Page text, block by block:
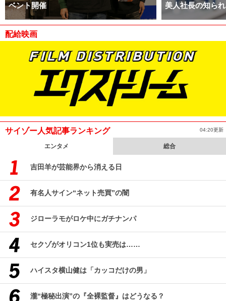
ベント開催
美人社長の知ら
配給映画
サイゾー人気記事ランキング 04:20更新
エンタメ 総合
吉田羊が芸能界から消える日
有名人サイン“ネット売買”の闇
ジローラモがロケ中にガチナンパ
セクゾがオリコン1位も実売は……
ハイスタ横山健は「カッコだけの男」
瀧“極秘出演”の『全裸監督』はどうなる？